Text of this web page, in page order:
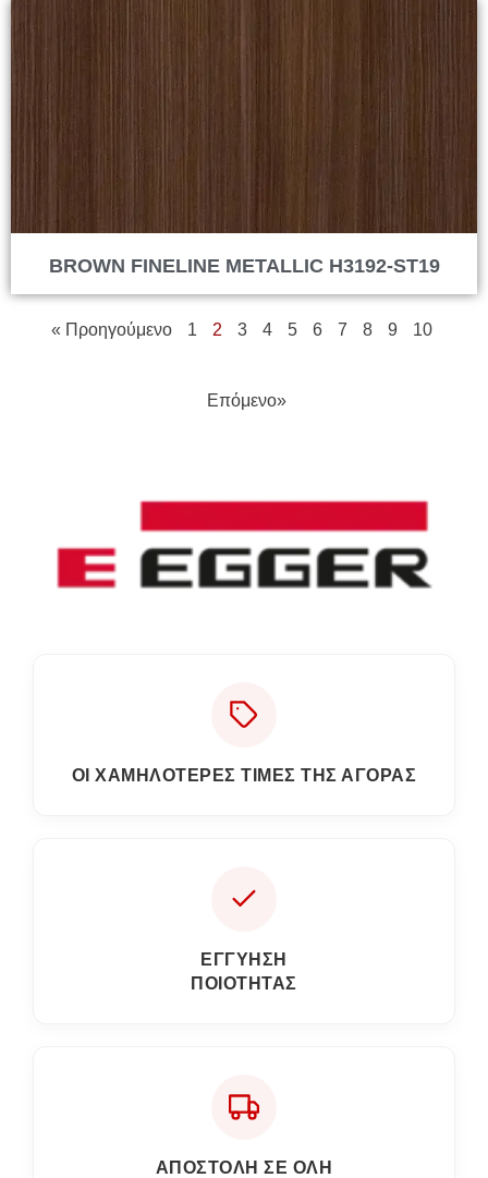
BROWN FINELINE METALLIC H3192-ST19
« Προηγούμενο 1 2 3 4 5 6 7 8 9 10
Επόμενο»
ΟΙ ΧΑΜΗΛΟΤΕΡΕΣ ΤΙΜΕΣ ΤΗΣ ΑΓΟΡΑΣ
ΕΓΓΎΗΣΗ
ΠΟΙΌΤΗΤΑΣ
ΑΠΟΣΤΟΛΗ ΣΕ ΟΛΗ